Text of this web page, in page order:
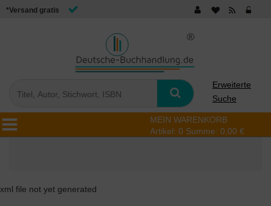
*Versand gratis
Erweiterte
Suche
MEIN WARENKORB
Artikel: 0 Summe: 0,00 €
xml file not yet generated